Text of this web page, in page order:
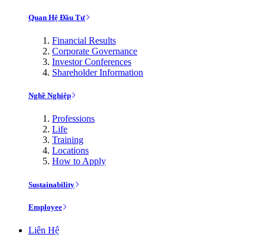
Quan Hệ Đầu Tư
Financial Results
Corporate Governance
Investor Conferences
Shareholder Information
Nghề Nghiệp
Professions
Life
Training
Locations
How to Apply
Sustainability
Employee
Liên Hệ